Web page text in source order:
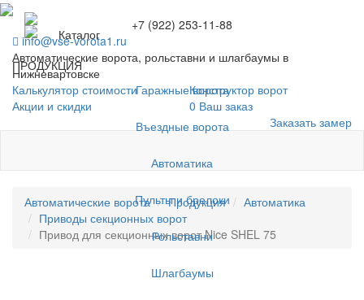
Каталог
ПРОДУКЦИЯ
Гаражные ворота
Въездные ворота
Автоматика
Пульты и брелоки
Рольставни
Шлагбаумы
+7 (922) 253-11-88
info@vse-vorota1.ru
Автоматические ворота, рольставни и шлагбаумы в
Нижневартовске
Калькулятор стоимости
Конструктор ворот
Акции и скидки
0 Ваш заказ
Заказать замер
Автоматические ворота Продукция
Автоматика
Приводы секционных ворот
Привод для секционных ворот Nice SHEL 75